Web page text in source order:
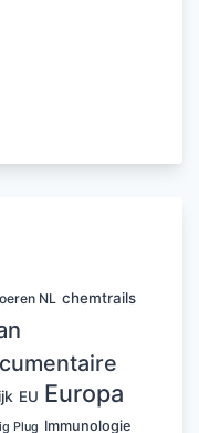
NL chemtrails
EU Europa
Plug Immunologie